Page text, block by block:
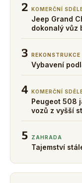
2 KOMERČNÍ
Jeep Grand
dokonalý vůz
3 REKONSTRUKCE
Vybavení
4 KOMERČNÍ
Peugeot 508
vozů z vyšší
5 ZAHRADA
Tajemství